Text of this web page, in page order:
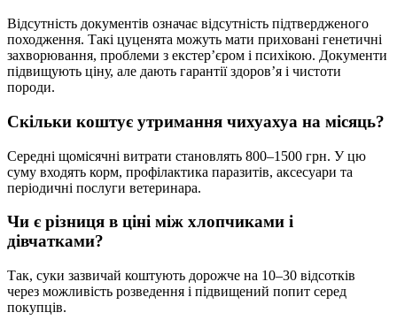
Відсутність документів означає відсутність підтвердженого
походження. Такі цуценята можуть мати приховані генетичні
захворювання, проблеми з екстерʼєром і психікою. Документи
підвищують ціну, але дають гарантії здоровʼя і чистоти
породи.
Скільки коштує утримання чихуахуа на місяць?
Середні щомісячні витрати становлять 800–1500 грн. У цю
суму входять корм, профілактика паразитів, аксесуари та
періодичні послуги ветеринара.
Чи є різниця в ціні між хлопчиками і
дівчатками?
Так, суки зазвичай коштують дорожче на 10–30 відсотків
через можливість розведення і підвищений попит серед
покупців.